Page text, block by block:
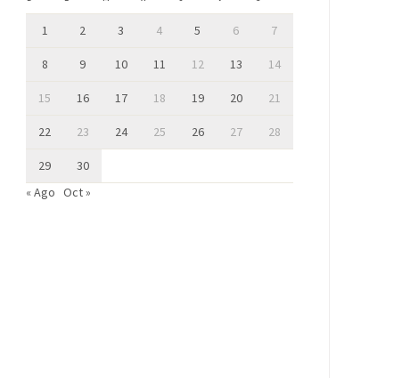
1 2 3 4 5 6 7
8 9 10 11 12 13 14
15 16 17 18 19 20 21
22 23 24 25 26 27 28
29
30
« Ago Oct »